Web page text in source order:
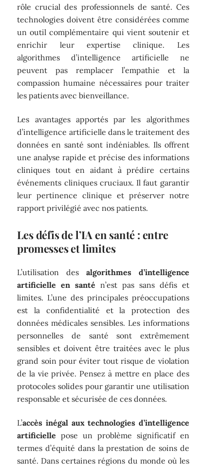
rôle crucial des professionnels de santé. Ces
technologies doivent être considérées comme
un outil complémentaire qui vient soutenir et
enrichir leur expertise clinique. Les
algorithmes d’intelligence artificielle ne
peuvent pas remplacer l’empathie et la
compassion humaine nécessaires pour traiter
les patients avec bienveillance.
Les avantages apportés par les algorithmes
d’intelligence artificielle dans le traitement des
données en santé sont indéniables. Ils offrent
une analyse rapide et précise des informations
cliniques tout en aidant à prédire certains
événements cliniques cruciaux. Il faut garantir
leur pertinence clinique et préserver notre
rapport privilégié avec nos patients.
Les défis de l’IA en santé : entre
promesses et limites
L’utilisation des algorithmes d’intelligence
artificielle en santé n’est pas sans défis et
limites. L’une des principales préoccupations
est la confidentialité et la protection des
données médicales sensibles. Les informations
personnelles de santé sont extrêmement
sensibles et doivent être traitées avec le plus
grand soin pour éviter tout risque de violation
de la vie privée. Pensez à mettre en place des
protocoles solides pour garantir une utilisation
responsable et sécurisée de ces données.
L’accès inégal aux technologies d’intelligence
artificielle pose un problème significatif en
termes d’équité dans la prestation de soins de
santé. Dans certaines régions du monde où les